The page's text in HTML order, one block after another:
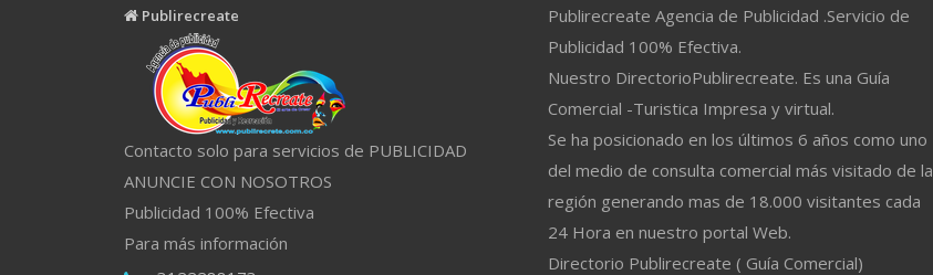
Publirecreate
Contacto solo para servicios de PUBLICIDAD
ANUNCIE CON NOSOTROS
Publicidad 100% Efectiva
Para más información
Publirecreate Agencia de Publicidad .Servicio de
Publicidad 100% Efectiva.
Nuestro DirectorioPublirecreate. Es una Guía
Comercial -Turistica Impresa y virtual.
Se ha posicionado en los últimos 6 años como uno
del medio de consulta comercial más visitado de la
región generando mas de 18.000 visitantes cada
24 Hora en nuestro portal Web.
Directorio Publirecreate ( Guía Comercial)